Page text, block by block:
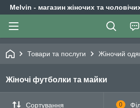
Melvin - магазин жіночих та
Товари та послуги Жіночий
Жіночі футболки та майки
Сортування 0